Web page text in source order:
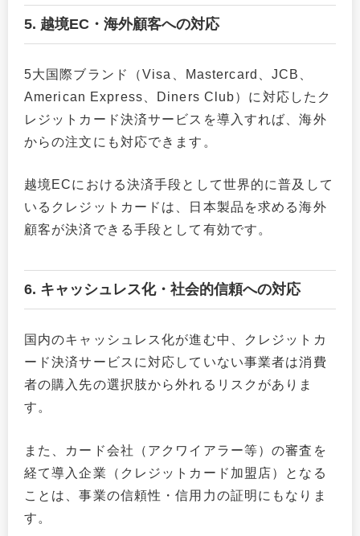
5. 越境EC・海外顧客への対応
5大国際ブランド（Visa、Mastercard、JCB、
American Express、Diners Club）に対応したク
レジットカード決済サービスを導入すれば、海外
からの注文にも対応できます。
越境ECにおける決済手段として世界的に普及して
いるクレジットカードは、日本製品を求める海外
顧客が決済できる手段として有効です。
6. キャッシュレス化・社会的信頼への対応
国内のキャッシュレス化が進む中、クレジットカ
ード決済サービスに対応していない事業者は消費
者の購入先の選択肢から外れるリスクがありま
す。
また、カード会社（アクワイアラー等）の審査を
経て導入企業（クレジットカード加盟店）となる
ことは、事業の信頼性・信用力の証明にもなりま
す。